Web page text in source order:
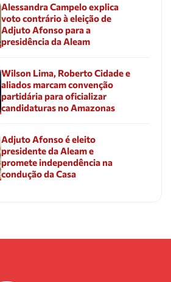
Alessandra Campelo explica
voto contrário à eleição de
Adjuto Afonso para a
presidência da Aleam
Wilson Lima, Roberto Cidade e
aliados marcam convenção
partidária para oficializar
candidaturas no Amazonas
Adjuto Afonso é eleito
presidente da Aleam e
promete independência na
condução da Casa